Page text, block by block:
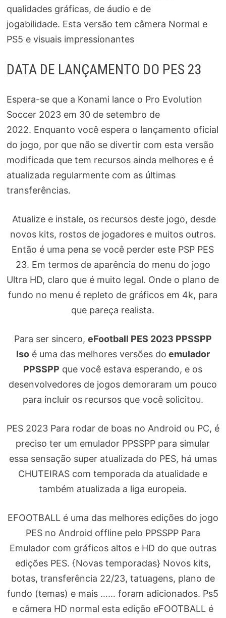
qualidades gráficas, de áudio e de
jogabilidade. Esta versão tem câmera Normal e
PS5 e visuais impressionantes
DATA DE LANÇAMENTO DO PES 23
Espera-se que a Konami lance o Pro Evolution
Soccer 2023 em 30 de setembro de
2022. Enquanto você espera o lançamento oficial
do jogo, por que não se divertir com esta versão
modificada que tem recursos ainda melhores e é
atualizada regularmente com as últimas
transferências.
Atualize e instale, os recursos deste jogo, desde
novos kits, rostos de jogadores e muitos outros.
Então é uma pena se você perder este PSP PES
23. Em termos de aparência do menu do jogo
Ultra HD, claro que é muito legal. Onde o plano de
fundo no menu é repleto de gráficos em 4k, para
que pareça realista.
Para ser sincero, eFootball PES 2023 PPSSPP
Isoé uma das melhores versões do emulador
PPSSPP que você estava esperando, e os
desenvolvedores de jogos demoraram um pouco
para incluir os recursos que você solicitou.
PES 2023 Para rodar de boas no Android ou PC, é
preciso ter um emulador PPSSPP para simular
essa sensação super atualizada do PES, há umas
CHUTEIRAS com temporada da atualidade e
também atualizada a liga europeia.
EFOOTBALL é uma das melhores edições do jogo
PES no Android offline pelo PPSSPP Para
Emulador com gráficos altos e HD do que outras
edições PES. {Novas temporadas} Novos kits,
botas, transferência 22/23, tatuagens, plano de
fundo (temas) e mais …… foram adicionados. Ps5
e câmera HD normal esta edição eFOOTBALL é